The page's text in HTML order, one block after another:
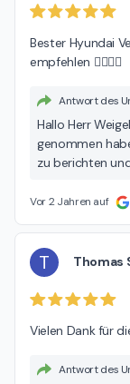
Bester Hyundai
empfehlen 👍🏻👍🏻
Antwort des
Hallo Herr
genommen
zu berichten
Rückmeldung
Vor 2 Jahren auf
T Thomas
Vielen Dank für
Antwort des